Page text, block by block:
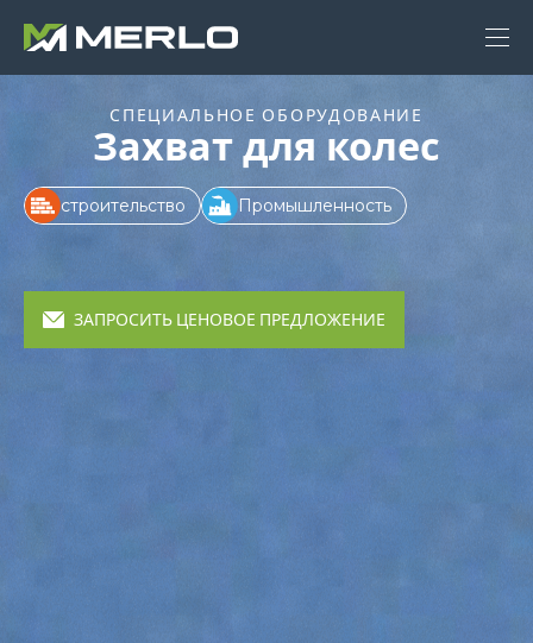
СПЕЦИАЛЬНОЕ ОБОРУДОВАНИЕ
Захват для колес
строительство Промышленность
ЗАПРОСИТЬ ЦЕНОВОЕ ПРЕДЛОЖЕНИЕ